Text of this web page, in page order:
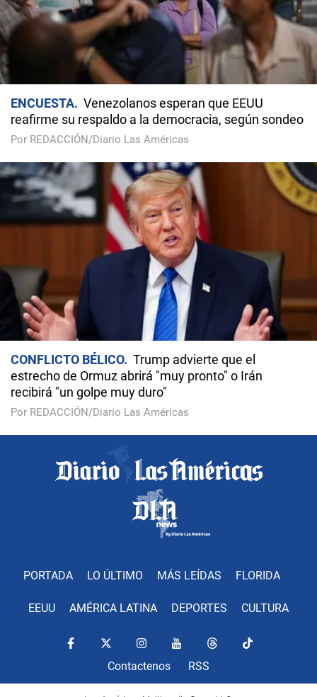
ENCUESTA
Venezolanos esperan que EEUU
reafirme su respaldo a la democracia, según sondeo
Por REDACCIÓN/Diario Las Américas
CONFLICTO BÉLICO
Trump advierte que el
estrecho de Ormuz abrirá "muy pronto" o Irán
recibirá "un golpe muy duro"
Por REDACCIÓN/Diario Las Américas
PORTADA LO ÚLTIMO MÁS LEÍDAS FLORIDA
EEUU AMÉRICA LATINA DEPORTES CULTURA
Contactenos RSS